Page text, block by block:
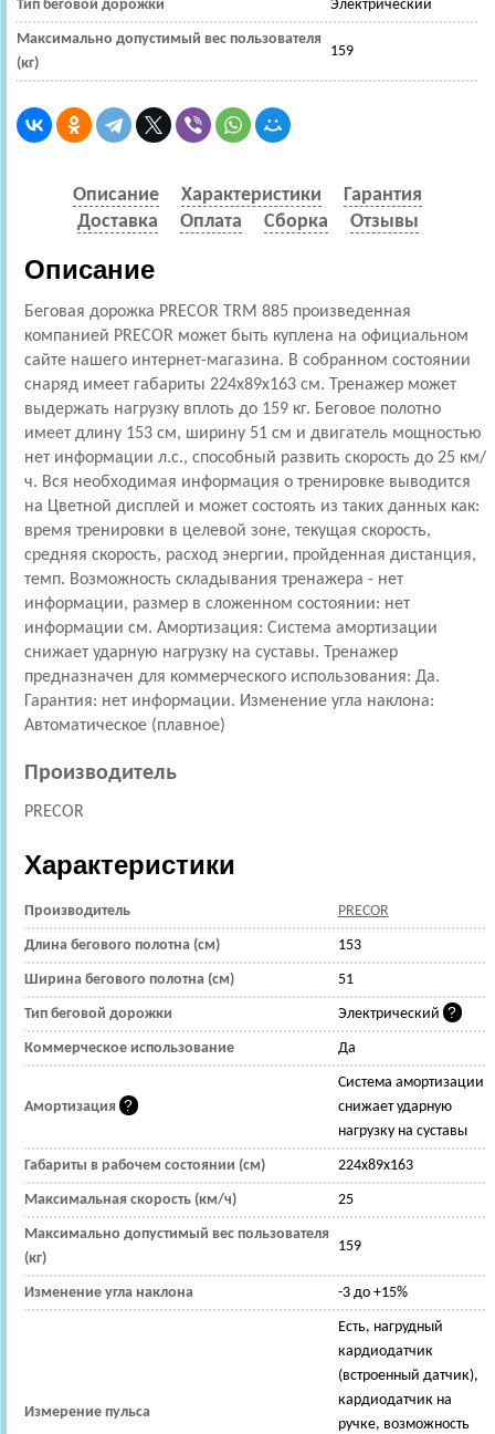
Тип беговой дорожки Электрический
Максимально допустимый вес пользователя
(кг)
159
Описание Характеристики
Гарантия
Доставка
Оплата Сборка Отзывы
Описание
Беговая дорожка PRECOR TRM 885 произведенная
компанией PRECOR может быть куплена на официальном
сайте нашего интернет-магазина. В собранном состоянии
снаряд имеет габариты 224x89x163 см. Тренажер может
выдержать нагрузку вплоть до 159 кг. Беговое полотно
имеет длину 153 см, ширину 51 см и двигатель мощностью
нет информации л.с., способный развить скорость до 25 км/
ч. Вся необходимая информация о тренировке выводится
на Цветной дисплей и может состоять из таких данных как:
время тренировки в целевой зоне, текущая скорость,
средняя скорость, расход энергии, пройденная дистанция,
темп. Возможность складывания тренажера - нет
информации, размер в сложенном состоянии: нет
информации см. Амортизация: Cистема амортизации
снижает ударную нагрузку на суставы. Тренажер
предназначен для коммерческого использования: Да.
Гарантия: нет информации. Изменение угла наклона:
Автоматическое (плавное)
Производитель
PRECOR
Характеристики
Производитель PRECOR
Длина бегового полотна (см) 153
Ширина бегового полотна (см) 51
Тип беговой дорожки Электрический
Коммерческое использование Да
Амортизация
Cистема амортизации
снижает ударную
нагрузку на суставы
Габариты в рабочем состоянии (см) 224x89x163
Максимальная скорость (км/ч) 25
Максимально допустимый вес пользователя
(кг)
159
Изменение угла наклона -3 до +15%
Измерение пульса
Есть, нагрудный
кардиодатчик
(встроенный датчик),
кардиодатчик на
ручке, возможность